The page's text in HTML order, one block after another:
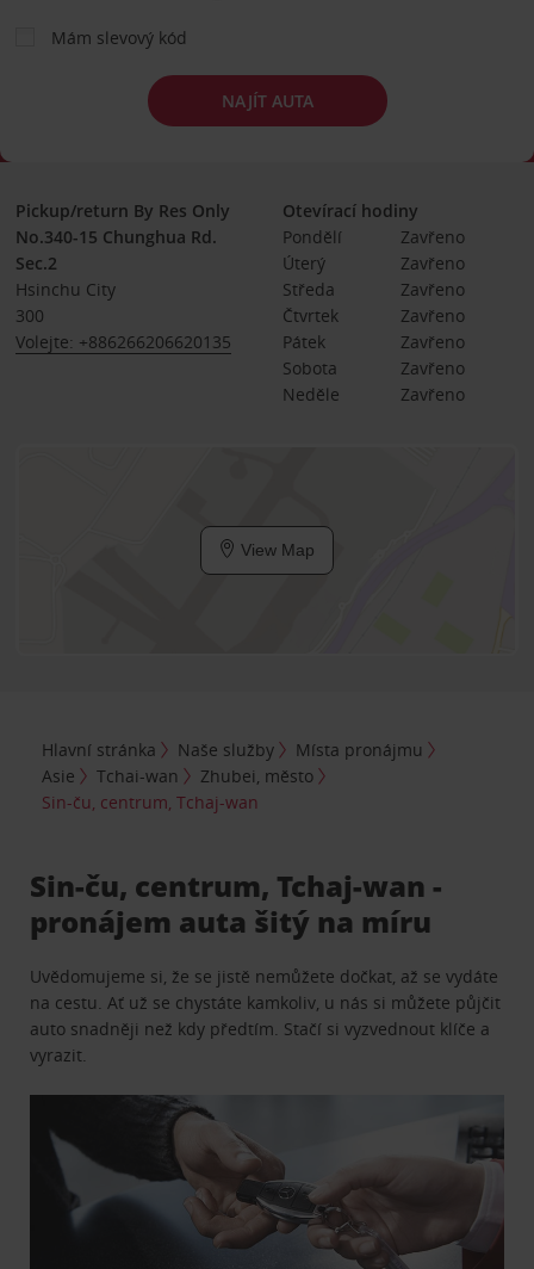
Mám slevový kód
NAJÍT AUTA
Pickup/return By Res Only
No.340-15 Chunghua Rd.
Sec.2
Hsinchu City
300
Volejte: +886266206620135
Otevírací hodiny
Pondělí
Zavřeno
Úterý
Zavřeno
Středa
Zavřeno
Čtvrtek
Zavřeno
Pátek
Zavřeno
Sobota
Zavřeno
Neděle
Zavřeno
View Map
Hlavní stránka Naše služby
Místa pronájmu
Asie
Tchai-wan
Zhubei, město
Sin-ču, centrum, Tchaj-wan
Sin-ču, centrum, Tchaj-wan -
pronájem auta šitý na míru
Uvědomujeme si, že se jistě nemůžete dočkat, až se vydáte
na cestu. Ať už se chystáte kamkoliv, u nás si můžete půjčit
auto snadněji než kdy předtím. Stačí si vyzvednout klíče a
vyrazit.